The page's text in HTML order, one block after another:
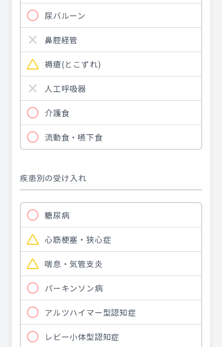
尿バルーン
鼻腔経管
褥瘡(とこずれ)
人工呼吸器
介護食
流動食・嚥下食
疾患別の受け入れ
糖尿病
心筋梗塞・狭心症
喘息・気管支炎
パーキンソン病
アルツハイマー型認知症
レビー小体型認知症